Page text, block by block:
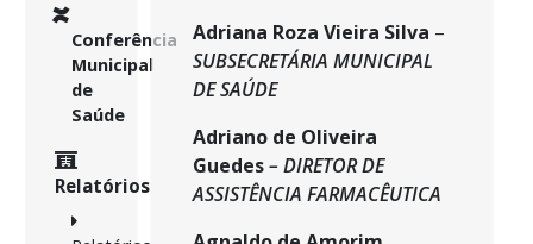
Conferência
Municipal
de
Saúde
Relatórios
Adriana Roza Vieira Silva –
SUBSECRETÁRIA MUNICIPAL
DE SAÚDE
Adriano de Oliveira
Guedes– DIRETOR DE
ASSISTÊNCIA FARMACÊUTICA